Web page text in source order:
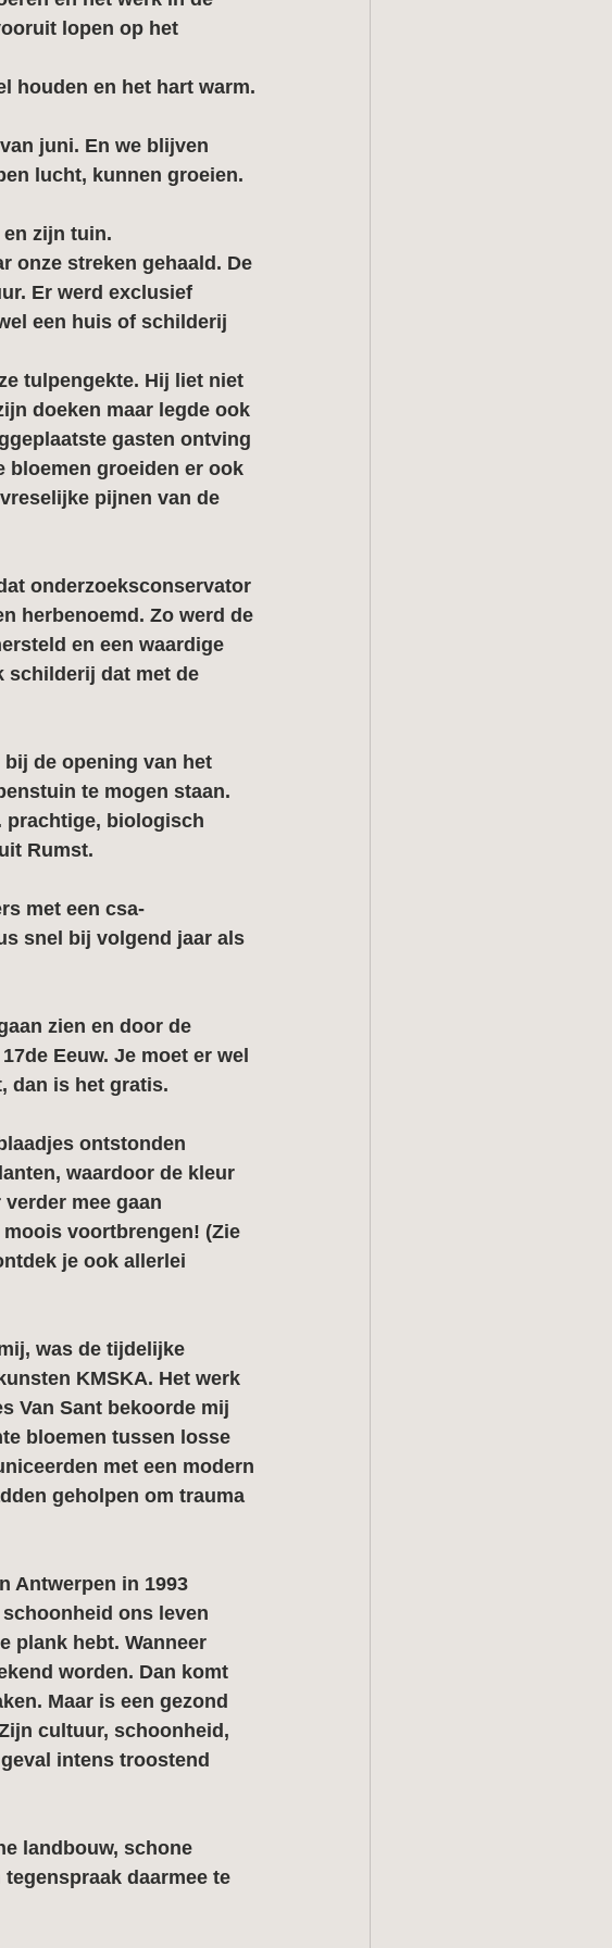
lopen op het
houden en het hart warm.
juni. En we blijven
lucht, kunnen groeien.
zijn tuin.
onze streken gehaald. De
Er werd exclusief
een huis of schilderij
tulpengekte. Hij liet niet
doeken maar legde ook
gasten ontving
bloemen groeiden er ook
pijnen van de
onderzoeksconservator
herbenoemd. Zo werd de
en een waardige
schilderij dat met de
de opening van het
te mogen staan.
prachtige, biologisch
Rumst.
met een csa-
snel bij volgend jaar als
zien en door de
Eeuw. Je moet er wel
dan is het gratis.
ontstonden
waardoor de kleur
mee gaan
voortbrengen! (Zie
je ook allerlei
was de tijdelijke
KMSKA. Het werk
Van Sant bekoorde mij
bloemen tussen losse
met een modern
geholpen om trauma
Antwerpen in 1993
ons leven
plank hebt. Wanneer
worden. Dan komt
Maar is een gezond
cultuur, schoonheid,
intens troostend
landbouw, schone
daarmee te